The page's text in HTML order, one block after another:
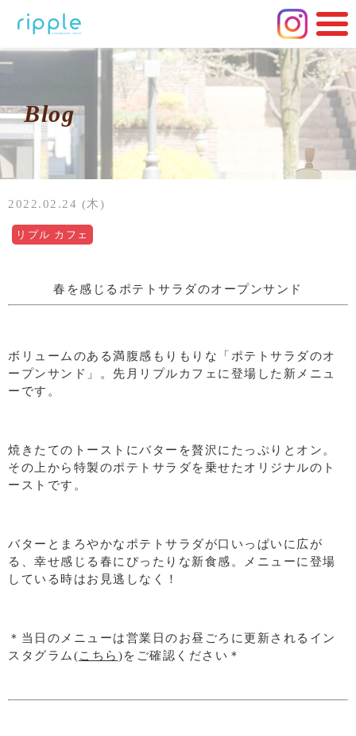
Blog
2022.02.24 (木)
リプル カフェ
春を感じるポテトサラダのオープンサンド
ボリュームのある満腹感もりもりな「ポテトサラダのオ
ープンサンド」。先月リプルカフェに登場した新メニュ
ーです。
焼きたてのトーストにバターを贅沢にたっぷりとオン。
その上から特製のポテトサラダを乗せたオリジナルのト
ーストです。
バターとまろやかなポテトサラダが口いっぱいに広が
る、幸せ感じる春にぴったりな新食感。メニューに登場
している時はお見逃しなく！
＊当日のメニューは営業日のお昼ごろに更新されるイン
スタグラム(こちら )をご確認ください＊